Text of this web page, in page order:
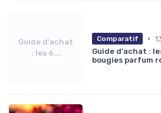
Guide d'achat
: les 6...
Comparatif •
Guide d'achat :
bougies parfum